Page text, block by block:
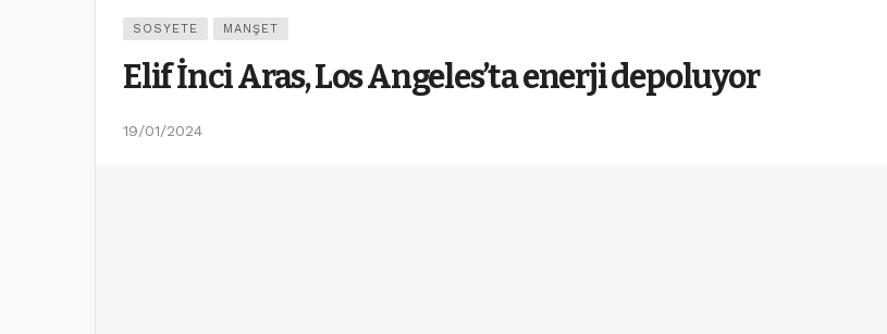
SOSYETE MANŞET
Elif İnci Aras, Los Angeles’ta enerji depoluyor
19/01/2024